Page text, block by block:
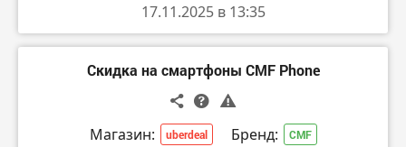
17.11.2025 в 13:35
Скидка на смартфоны CMF Phone
Магазин: uberdeal Бренд: CMF